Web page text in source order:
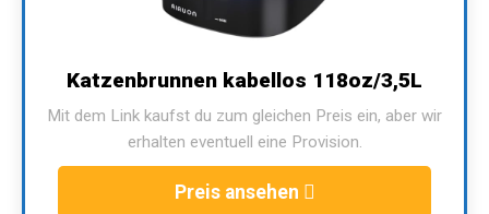
Katzenbrunnen kabellos 118oz/3,5L
Mit dem Link kaufst du zum gleichen Preis ein, aber wir
erhalten eventuell eine Provision.
Preis ansehen